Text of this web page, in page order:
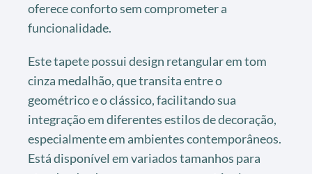
oferece conforto sem comprometer a
funcionalidade.
Este tapete possui design retangular em tom
cinza medalhão, que transita entre o
geométrico e o clássico, facilitando sua
integração em diferentes estilos de decoração,
especialmente em ambientes contemporâneos.
Está disponível em variados tamanhos para